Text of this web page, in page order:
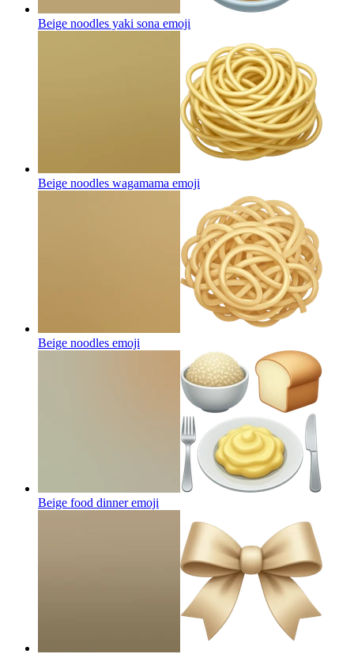
Beige noodles yaki sona emoji
Beige noodles wagamama emoji
Beige noodles emoji
Beige food dinneremoji